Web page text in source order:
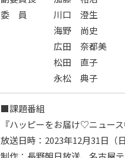
委 員 川口 澄生
海野 尚史
広田 奈都美
松田 直子
永松 典子
■課題番組
『ハッピーをお届け♡ニュース
放送日時：2023年12月31日（